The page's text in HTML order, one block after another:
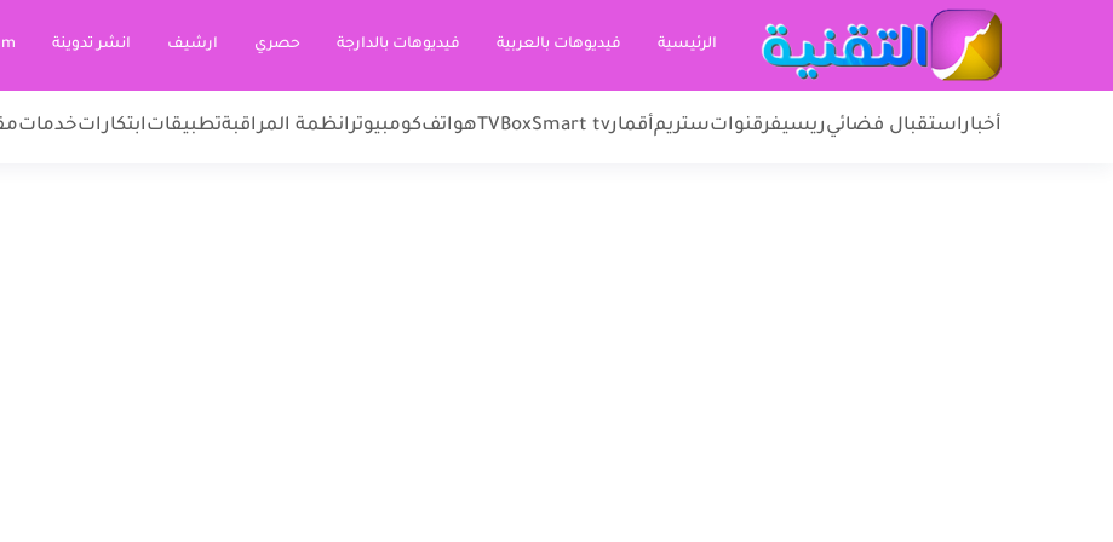
الرئيسية فيديوهات بالعربية فيديوهات بالدارجة حصري ارشيف انشر تدوينة
أخباراستقبال فضائيريسيفرقنواتستريمأقمارSmart tv
TVBox هواتفكومبيوترانظمة المراقبةتطبيقاتابتكاراتخدمات